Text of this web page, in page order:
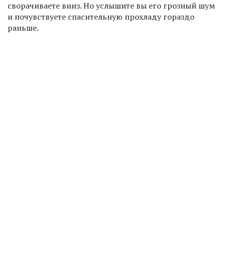
сворачиваете вниз. Но услышите вы его грозный шум
и почувствуете спасительную прохладу гораздо
раньше.